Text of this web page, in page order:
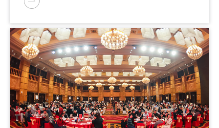
力提升之旅，旨在成长为兼具国际视野与跨文化沟通能力